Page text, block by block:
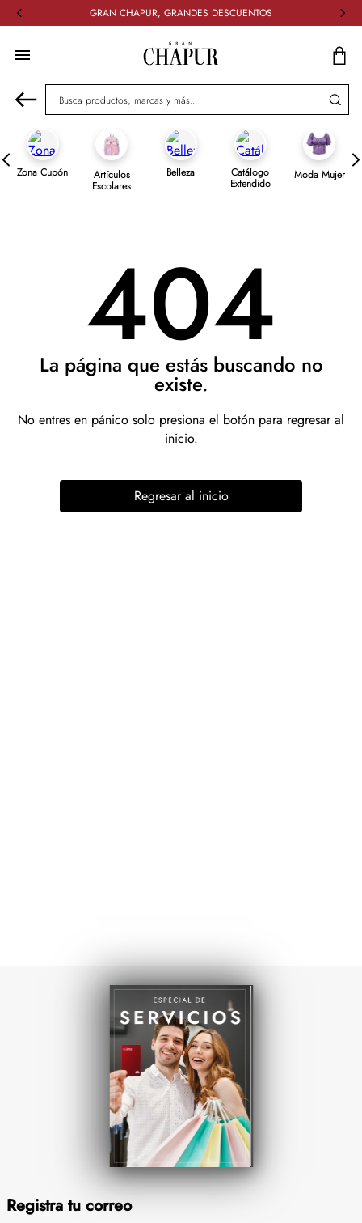
GRAN CHAPUR, GRANDES DESCUENTOS
Busca productos, marcas y más...
Zona Cupón Artículos
Escolares
Belleza Catálogo
Extendido
Moda Mujer
404
La página que estás buscando no
existe.
No entres en pánico solo presiona el botón para regresar al
inicio.
Regresar al inicio
Registra tu correo